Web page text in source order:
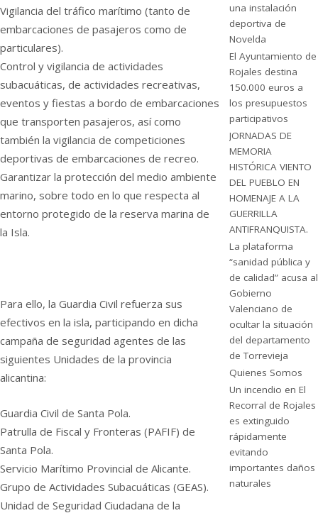
Vigilancia del tráfico marítimo (tanto de
embarcaciones de pasajeros como de
particulares).
Control y vigilancia de actividades
subacuáticas, de actividades recreativas,
eventos y fiestas a bordo de embarcaciones
que transporten pasajeros, así como
también la vigilancia de competiciones
deportivas de embarcaciones de recreo.
Garantizar la protección del medio ambiente
marino, sobre todo en lo que respecta al
entorno protegido de la reserva marina de
la Isla.
Para ello, la Guardia Civil refuerza sus
efectivos en la isla, participando en dicha
campaña de seguridad agentes de las
siguientes Unidades de la provincia
alicantina:
Guardia Civil de Santa Pola.
Patrulla de Fiscal y Fronteras (PAFIF) de
Santa Pola.
Servicio Marítimo Provincial de Alicante.
Grupo de Actividades Subacuáticas (GEAS).
Unidad de Seguridad Ciudadana de la
una instalación
deportiva de
Novelda
El Ayuntamiento de
Rojales destina
150.000 euros a
los presupuestos
participativos
JORNADAS DE
MEMORIA
HISTÓRICA VIENTO
DEL PUEBLO EN
HOMENAJE A LA
GUERRILLA
ANTIFRANQUISTA.
La plataforma
“sanidad pública y
de calidad” acusa al
Gobierno
Valenciano de
ocultar la situación
del departamento
de Torrevieja
Quienes Somos
Un incendio en El
Recorral de Rojales
es extinguido
rápidamente
evitando
importantes daños
naturales